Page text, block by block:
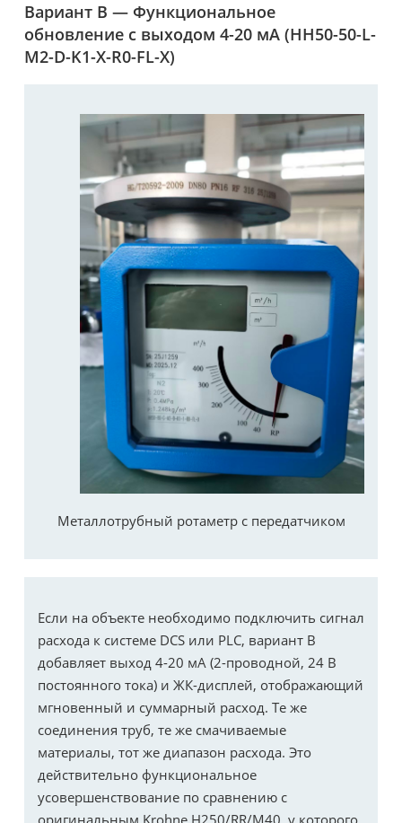
Вариант B — Функциональное
обновление с выходом 4-20 мА (HH50-50-L-
M2-D-K1-X-R0-FL-X)
Металлотрубный ротаметр с передатчиком
Если на объекте необходимо подключить сигнал
расхода к системе DCS или PLC, вариант B
добавляет выход 4-20 мА (2-проводной, 24 В
постоянного тока) и ЖК-дисплей, отображающий
мгновенный и суммарный расход. Те же
соединения труб, те же смачиваемые
материалы, тот же диапазон расхода. Это
действительно функциональное
усовершенствование по сравнению с
оригинальным Krohne H250/RR/M40, у которого